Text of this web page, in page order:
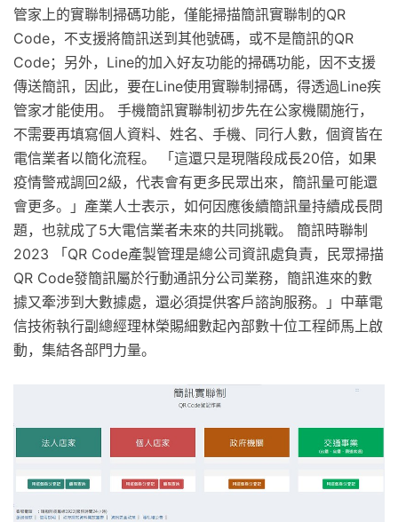
管家上的實聯制掃碼功能，僅能掃描簡訊實聯制的QR
Code，不支援將簡訊送到其他號碼，或不是簡訊的QR
Code；另外，Line的加入好友功能的掃碼功能，因不支援
傳送簡訊，因此，要在Line使用實聯制掃碼，得透過Line疾
管家才能使用。 手機簡訊實聯制初步先在公家機關施行，
不需要再填寫個人資料、姓名、手機、同行人數，個資皆在
電信業者以簡化流程。 「這還只是現階段成長20倍，如果
疫情警戒調回2級，代表會有更多民眾出來，簡訊量可能還
會更多。」產業人士表示，如何因應後續簡訊量持續成長問
題，也就成了5大電信業者未來的共同挑戰。 簡訊時聯制
2023 「QR Code產製管理是總公司資訊處負責，民眾掃描
QR Code發簡訊屬於行動通訊分公司業務，簡訊進來的數
據又牽涉到大數據處，還必須提供客戶諮詢服務。」中華電
信技術執行副總經理林榮賜細數起內部數十位工程師馬上啟
動，集結各部門力量。